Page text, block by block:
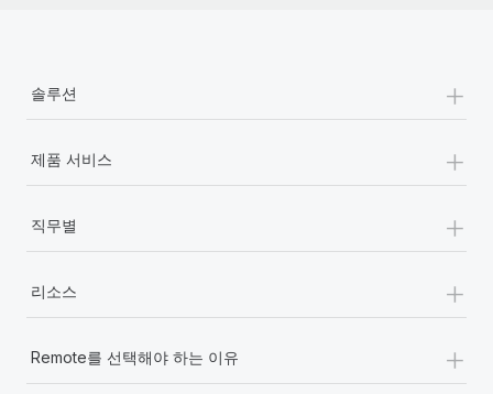
솔루션 +
제품 서비스 +
직무별 +
리소스 +
Remote를 선택해야 하는 이유 +